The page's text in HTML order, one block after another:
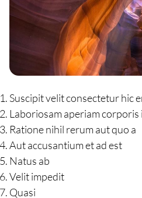
Suscipit velit consectetur hic
Laboriosam aperiam
Ratione nihil rerum aut quo a
Aut accusantium et ad est
Natus ab
Velit impedit
Quasi